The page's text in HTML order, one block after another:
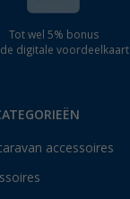
Tot wel 5% bonus
digitale voordeelkaart
accessoires